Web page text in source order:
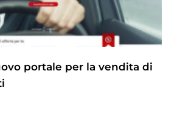
portale per la vendita di